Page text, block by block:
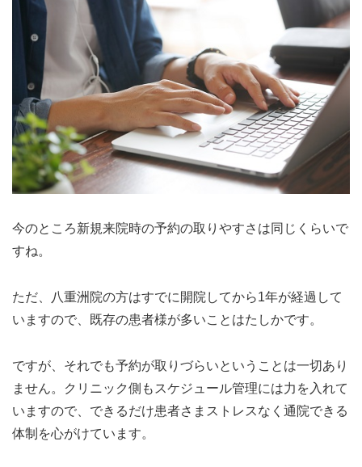
今のところ新規来院時の予約の取りやすさは同じくらいで
すね。
ただ、八重洲院の方はすでに開院してから1年が経過して
いますので、既存の患者様が多いことはたしかです。
ですが、それでも予約が取りづらいということは一切あり
ません。クリニック側もスケジュール管理には力を入れて
いますので、できるだけ患者さまストレスなく通院できる
体制を心がけています。